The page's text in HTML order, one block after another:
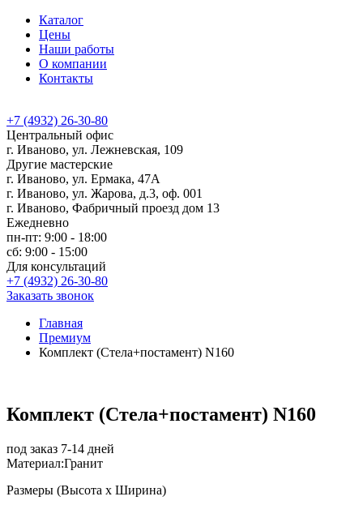
Каталог
Цены
Наши работы
О компании
Контакты
+7 (4932) 26-30-80
Центральный офис
г. Иваново, ул. Лежневская, 109
Другие мастерские
г. Иваново, ул. Ермака, 47А
г. Иваново, ул. Жарова, д.3, оф. 001
г. Иваново, Фабричный проезд дом 13
Ежедневно
пн-пт: 9:00 - 18:00
сб: 9:00 - 15:00
Для консультаций
+7 (4932) 26-30-80
Заказать звонок
Главная
Премиум
Комплект (Стела+постамент) N160
Комплект (Стела+постамент) N160
под заказ 7-14 дней
Материал:Гранит
Размеры (Высота х Ширина)